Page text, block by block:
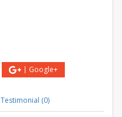
Google+
Testimonial (0)